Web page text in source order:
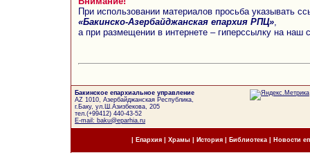
При использовании материалов просьба указывать
«Бакинско-Азербайджанская епархия РПЦ»
а при размещении в интернете – гиперссылку на наш
Бакинское епархиальное управление
AZ 1010, Азербайджанская Республика,
г.Баку, ул.Ш.Азизбекова, 205
тел.(+99412) 440-43-52
E-mail: baku@eparhia.ru
Епархия| Храмы История| Библиотека Новости